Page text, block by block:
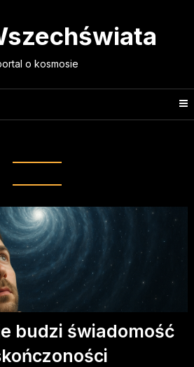
o kosmosie
budzi świadomość